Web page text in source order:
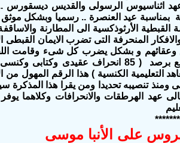
بمناسبة عيد العنصرة .. رسميا وبشكل موثق
الأرثوذكسية الى المطارنة
المنحرفة التى تضرب الايمان
وعقائهم و بشكل يضرب كل شىء وقامت
الرسمية المقدمة للمجمع برصد ( 85 انحراف
التعليمية الكنسية ) هذا الرقم المهول
ومنذ تنصيبه تحديدا ومن يقرا هذا
عهد الهرطقات والانحرافات وكلاهما
على الأنبا موسى